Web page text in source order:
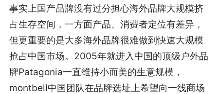
事实上国产品牌没有过分担心海外品牌大规模挤
占生存空间，一方面产品、消费者定位有差异，
但更重要的是大多海外品牌很难做到快速大规模
抢占中国市场。2005年就进入中国的顶级户外品
牌Patagonia一直维持小而美的生意规模，
montbell中国团队在品牌选址上希望向一线商场